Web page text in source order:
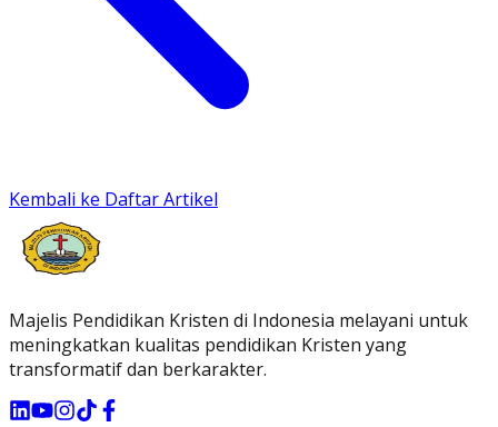
Kembali ke Daftar Artikel
Majelis Pendidikan Kristen di Indonesia melayani untuk
meningkatkan kualitas pendidikan Kristen yang
transformatif dan berkarakter.